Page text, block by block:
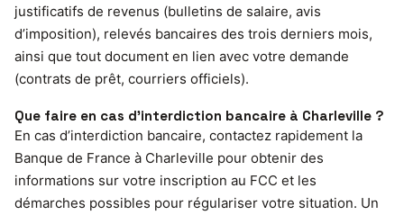
justificatifs de revenus (bulletins de salaire, avis
d’imposition), relevés bancaires des trois derniers mois,
ainsi que tout document en lien avec votre demande
(contrats de prêt, courriers officiels).
Que faire en cas d’interdiction bancaire à Charleville ?
En cas d’interdiction bancaire, contactez rapidement la
Banque de France à Charleville pour obtenir des
informations sur votre inscription au FCC et les
démarches possibles pour régulariser votre situation. Un